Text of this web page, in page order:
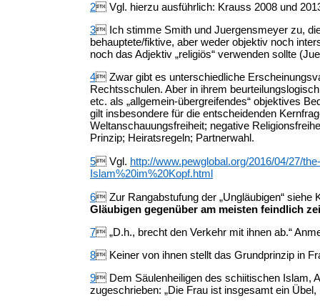
2 Vgl. hierzu ausführlich: Krauss 2008 und
3 Ich stimme Smith und Juergensmeyer zu,
behauptete/fiktive, aber weder objektiv noch
noch das Adjektiv „religiös“ verwenden sollte
4 Zwar gibt es unterschiedliche
Rechtsschulen. Aber in ihrem
etc. als „allgemein-übergreifendes“ objektives
gilt insbesondere für die entscheidenden
Weltanschauungsfreiheit; negative
Prinzip; Heiratsregeln; Partnerwahl.
5 Vgl. http://www.pewglobal.org/2016/04/27/
Islam%20im%20Kopf.html
6 Zur Rangabstufung der „Ungläubigen“ siehe
Gläubigen gegenüber am meisten feindlich
7 „D.h., brecht den Verkehr mit ihnen ab.“
8 Keiner von ihnen stellt das Grundprinzip in
9 Dem Säulenheiligen des schiitischen Islam,
zugeschrieben: „Die Frau ist insgesamt ein